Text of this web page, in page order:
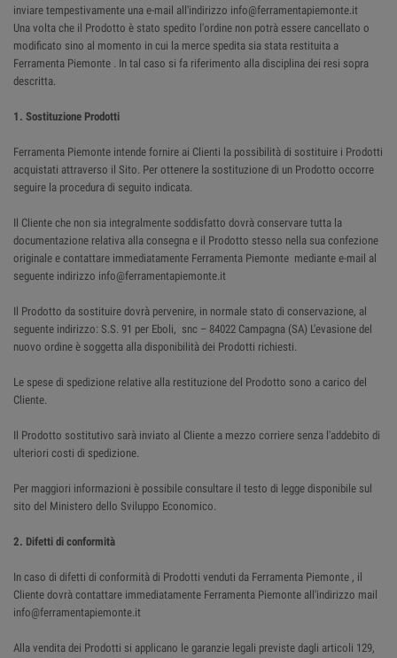
inviare tempestivamente una e-mail all'indirizzo info@ferramentapiemonte.it
Una volta che il Prodotto è stato spedito l'ordine non potrà essere cancellato o
modificato sino al momento in cui la merce spedita sia stata restituita a
Ferramenta Piemonte . In tal caso si fa riferimento alla disciplina dei resi sopra
descritta.
1. Sostituzione Prodotti
Ferramenta Piemonte intende fornire ai Clienti la possibilità di sostituire i Prodotti
acquistati attraverso il Sito. Per ottenere la sostituzione di un Prodotto occorre
seguire la procedura di seguito indicata.
Il Cliente che non sia integralmente soddisfatto dovrà conservare tutta la
documentazione relativa alla consegna e il Prodotto stesso nella sua confezione
originale e contattare immediatamente Ferramenta Piemonte mediante e-mail al
seguente indirizzo info@ferramentapiemonte.it
Il Prodotto da sostituire dovrà pervenire, in normale stato di conservazione, al
seguente indirizzo: S.S. 91 per Eboli, snc – 84022 Campagna (SA) L'evasione del
nuovo ordine è soggetta alla disponibilità dei Prodotti richiesti.
Le spese di spedizione relative alla restituzione del Prodotto sono a carico del
Cliente.
Il Prodotto sostitutivo sarà inviato al Cliente a mezzo corriere senza l'addebito di
ulteriori costi di spedizione.
Per maggiori informazioni è possibile consultare il testo di legge disponibile sul
sito del Ministero dello Sviluppo Economico.
2. Difetti di conformità
In caso di difetti di conformità di Prodotti venduti da Ferramenta Piemonte , il
Cliente dovrà contattare immediatamente Ferramenta Piemonte all'indirizzo mail
info@ferramentapiemonte.it
Alla vendita dei Prodotti si applicano le garanzie legali previste dagli articoli 129,